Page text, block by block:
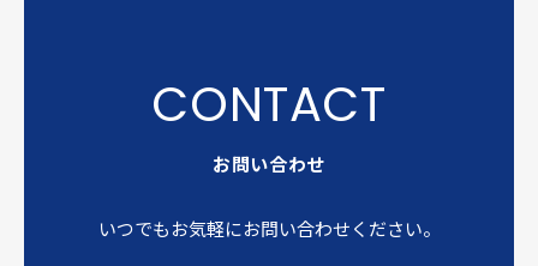
お問い合わせ
いつでもお気軽にお問い合わせください。